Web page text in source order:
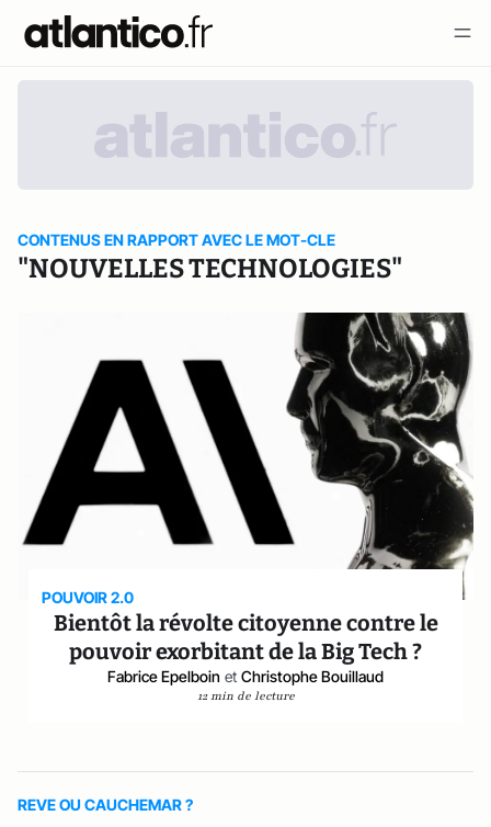
CONTENUS EN RAPPORT AVEC LE MOT-CLE
"NOUVELLES TECHNOLOGIES"
POUVOIR 2.0
Bientôt la révolte citoyenne contre le
pouvoir exorbitant de la Big Tech ?
Fabrice Epelboin et Christophe Bouillaud
12 min de lecture
REVE OU CAUCHEMAR ?